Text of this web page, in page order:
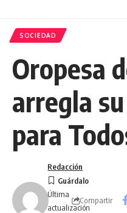
SOCIEDAD
Oropesa
arregla
para
Última
actualización
Redacción
Compartir